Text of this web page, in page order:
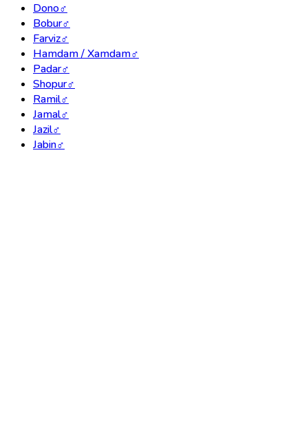
Dono♂
Bobur♂
Farviz♂
Hamdam / Xamdam♂
Padar♂
Shopur♂
Ramil♂
Jamal♂
Jazil♂
Jabin♂